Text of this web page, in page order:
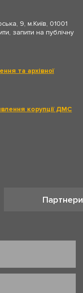
9, м.Київ, 01001
запити на публічну
та архівної
корупції ДМС
Партнери